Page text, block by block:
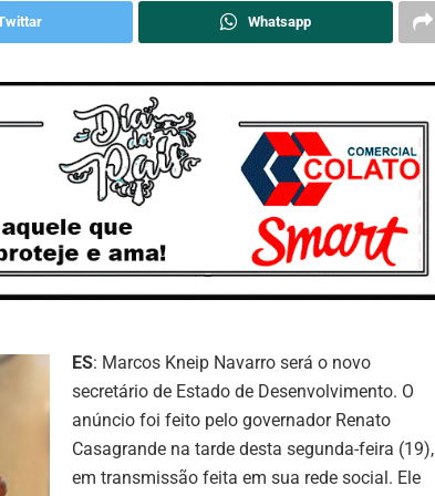
Whatsapp
ES: Marcos Kneip Navarro será o novo
secretário de Estado de Desenvolvimento. O
anúncio foi feito pelo governador Renato
Casagrande na tarde desta segunda-feira (19),
em transmissão feita em sua rede social. Ele